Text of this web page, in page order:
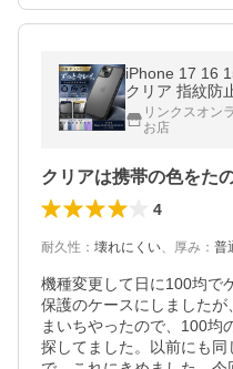
iPhone 17 16
クリア 指紋防
4 Pro mini
12 おしゃれ
リンクスオン
お店
クリアは携帯の色をた
4
耐久性 ： 壊れにくい、 厚み ： 普
機種変更して日に100均で
保護のケースにしました
まいちやったので、100均
探してました。以前にも